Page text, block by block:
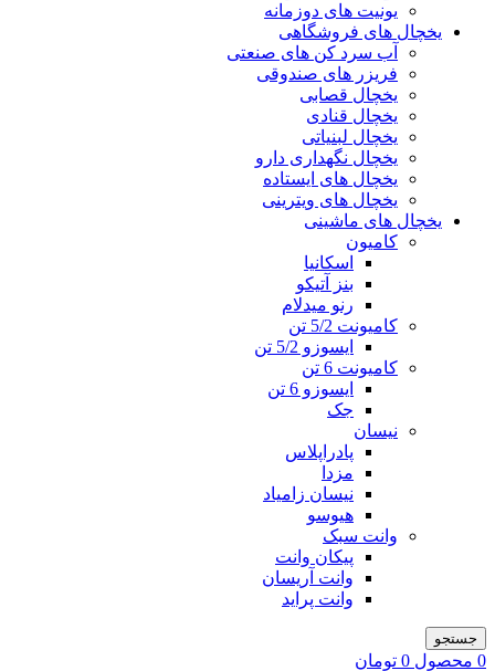
یونیت های دوزمانه
یخچال های فروشگاهی
آب سرد کن های صنعتی
فریزر های صندوقی
یخچال قصابی
یخچال قنادی
یخچال لبنیاتی
یخچال نگهداری دارو
یخچال های ایستاده
یخچال های ویترینی
یخچال های ماشینی
کامیون
اسکانیا
بنز آتیکو
رنو میدلام
کامیونت 5/2 تن
ایسوزو 5/2 تن
کامیونت 6 تن
ایسوزو 6 تن
جک
نیسان
پادراپلاس
مزدا
نیسان زامیاد
هیوسو
وانت سبک
پیکان وانت
وانت آریسان
وانت پراید
جستجو
0 محصول 0 تومان